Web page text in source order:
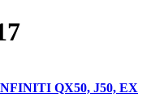
QX50, J50, EX